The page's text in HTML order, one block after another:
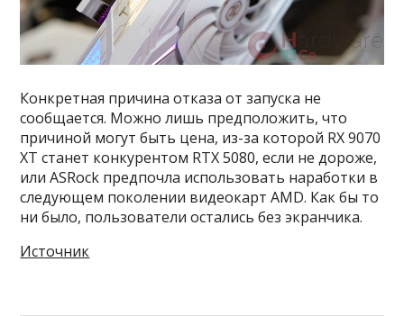
Конкретная причина отказа от запуска не
сообщается. Можно лишь предположить, что
причиной могут быть цена, из-за которой RX 9070
XT станет конкурентом RTX 5080, если не дороже,
или ASRock предпочла использовать наработки в
следующем поколении видеокарт AMD. Как бы то
ни было, пользователи остались без экранчика.
Источник